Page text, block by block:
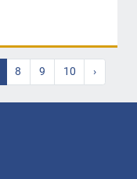
8 9 10 ›